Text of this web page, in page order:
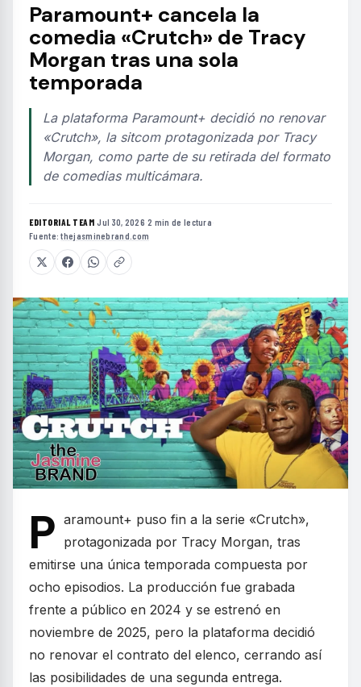
Paramount+ cancela la
comedia «Crutch» de Tracy
Morgan tras una sola
temporada
La plataforma Paramount+ decidió no renovar
«Crutch», la sitcom protagonizada por Tracy
Morgan, como parte de su retirada del formato
de comedias multicámara.
EDITORIAL TEAM·Jul 30, 2026·2 min de lectura·
Fuente:thejasminebrand.com
P aramount+ puso fin a la serie «Crutch»,
protagonizada por Tracy Morgan, tras
emitirse una única temporada compuesta por
ocho episodios. La producción fue grabada
frente a público en 2024 y se estrenó en
noviembre de 2025, pero la plataforma decidió
no renovar el contrato del elenco, cerrando así
las posibilidades de una segunda entrega.